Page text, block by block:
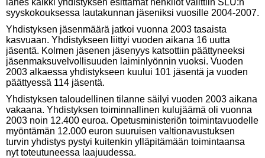
lähes kaikki yhdistyksen esittämät henkilöt valittiin SLU:n
syyskokouksessa lautakunnan jäseniksi vuosille 2004-2007.
Yhdistyksen jäsenmäärä jatkoi vuonna 2003 tasaista
kasvuaan. Yhdistykseen liittyi vuoden aikana 16 uutta
jäsentä. Kolmen jäsenen jäsenyys katsottiin päättyneeksi
jäsenmaksuvelvollisuuden laiminlyönnin vuoksi. Vuoden
2003 alkaessa yhdistykseen kuului 101 jäsentä ja vuoden
päättyessä 114 jäsentä.
Yhdistyksen taloudellinen tilanne säilyi vuoden 2003 aikana
vakaana. Yhdistyksen toiminnallinen kulujäämä oli vuonna
2003 noin 12.400 euroa. Opetusministeriön toimintavuodelle
myöntämän 12.000 euron suuruisen valtionavustuksen
turvin yhdistys pystyi kuitenkin ylläpitämään toimintaansa
nyt toteutuneessa laajuudessa.